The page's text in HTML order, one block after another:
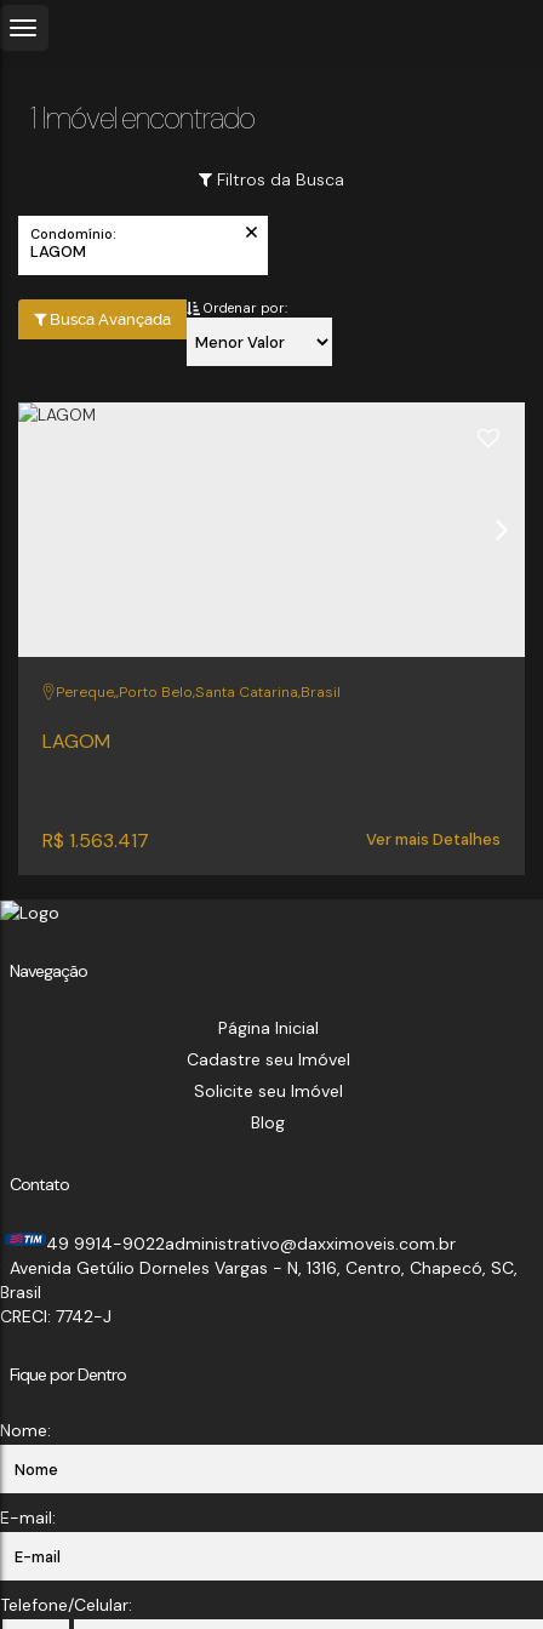
1 Imóvel encontrado
Filtros da Busca
Condomínio:
LAGOM
Busca Avançada
Ordenar por:
LAGOM
R$ 1.563.417
Pereque,Porto Belo,Santa Catarina,Brasil
Ver mais Detalhes
Navegação
Página Inicial
Cadastre seu Imóvel
Solicite seu Imóvel
Blog
Contato
49 9914-9022administrativo@daxximoveis.com.br
Avenida Getúlio Dorneles Vargas - N, 1316, Centro, Chapecó, SC,
Brasil
CRECI: 7742-J
Fique por Dentro
Nome:
E-mail:
Telefone/Celular: